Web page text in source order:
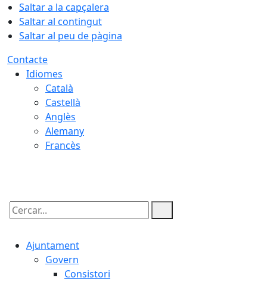
Saltar a la capçalera
Saltar al contingut
Saltar al peu de pàgina
Contacte
Idiomes
Català
Castellà
Anglès
Alemany
Francès
Cercar:
Ajuntament
Govern
Consistori